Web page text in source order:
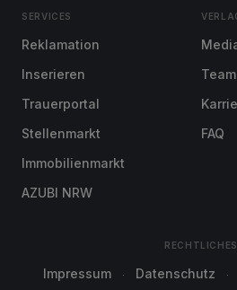
SERVICES
Reklamation
Inserieren
Trauerportal
Stellenmarkt
Immobilienmarkt
AZUBI NRW
Team
FAQ
RECHTLICHES
Impressum Datenschutz